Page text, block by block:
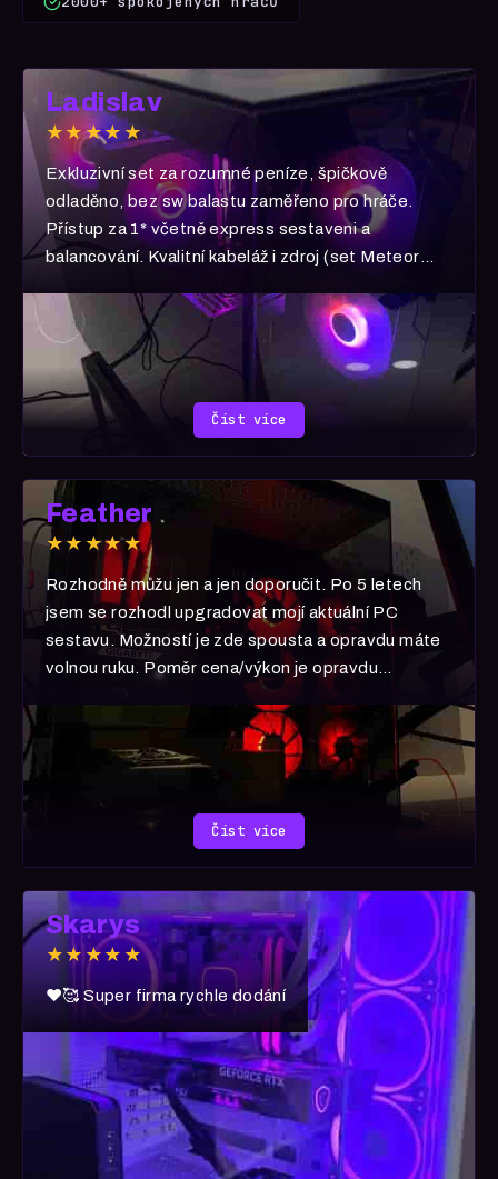
Ladislav
★★★★★
Exkluzivní set za rozumné peníze, špičkově
odladěno, bez sw balastu zaměřeno pro hráče.
Přístup za 1* včetně express sestaveni a
balancování. Kvalitní kabeláž i zdroj (set Meteor
Číst více
Feather
★★★★★
Rozhodně můžu jen a jen doporučit. Po 5 letech
jsem se rozhodl upgradovat mojí aktuální PC
sestavu. Možností je zde spousta a opravdu máte
volnou ruku. Poměr cena/výkon je opravdu
pokud uvažujete nad nákupem, moje zkušenost je 1
s vyznamenáním.
Číst více
Skarys
★★★★★
❤️🥰 Super firma rychle dodání